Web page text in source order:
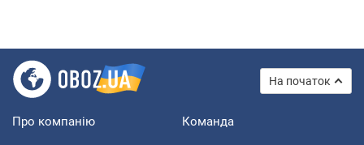
На початок
Про компанію Команда